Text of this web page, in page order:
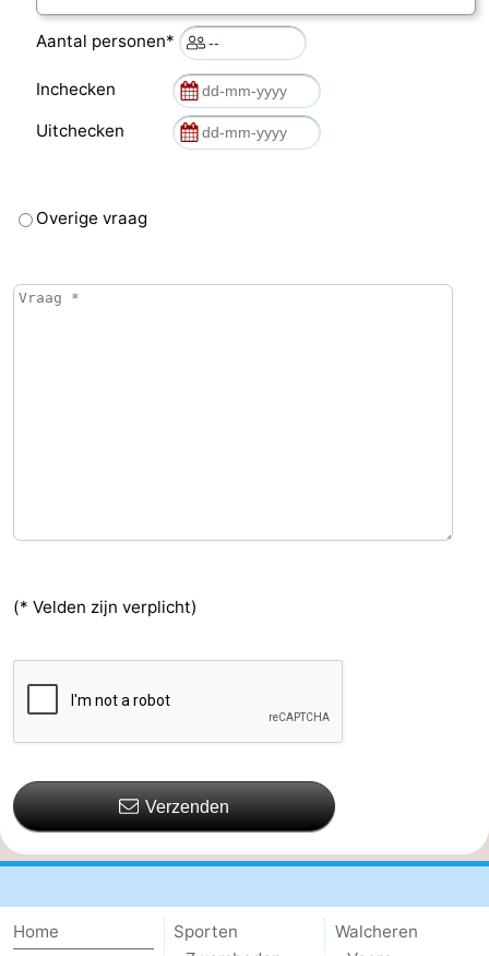
Aantal personen*
Inchecken
Uitchecken
Overige vraag
(* Velden zijn verplicht)
Verzenden
Home
Sporten
Walcheren